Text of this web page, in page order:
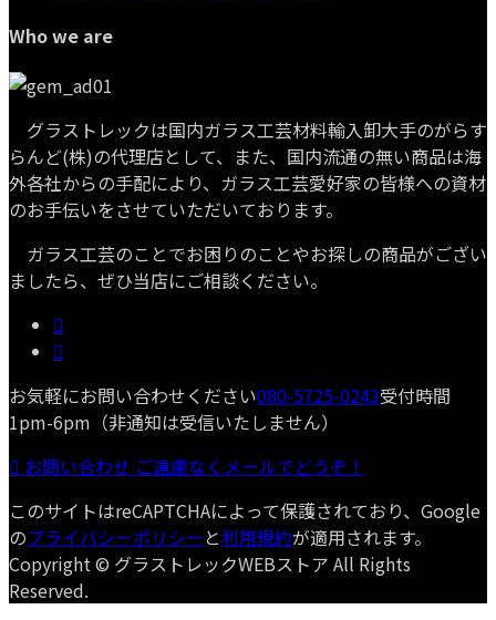
Who we are
グラストレックは国内ガラス工芸材料輸入卸大手のがらす
らんど(株)の代理店として、また、国内流通の無い商品は海
外各社からの手配により、ガラス工芸愛好家の皆様への資材
のお手伝いをさせていただいております。
ガラス工芸のことでお困りのことやお探しの商品がござい
ましたら、ぜひ当店にご相談ください。
お気軽にお問い合わせください080-5725-0243受付時間
1pm-6pm（非通知は受信いたしません）
お問い合わせ ご遠慮なくメールでどうぞ！
このサイトはreCAPTCHAによって保護されており、Google
のプライバシーポリシー と利用規約が適用されます。
Copyright © グラストレックWEBストア All Rights
Reserved.